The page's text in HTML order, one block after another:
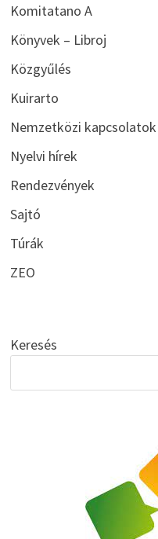
Komitatano A
Könyvek – Libroj
Közgyűlés
Kuirarto
Nemzetközi kapcsolatok
Nyelvi hírek
Rendezvények
Sajtó
Túrák
ZEO
Keresés